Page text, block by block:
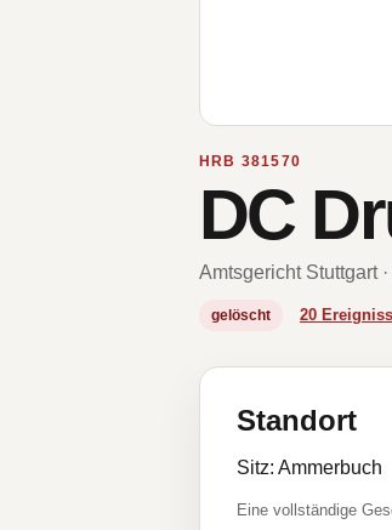
HRB 381570
DC
Amtsgericht Stuttgart
gelöscht 20
Standort
Sitz: Ammerbuch
Eine vollständige